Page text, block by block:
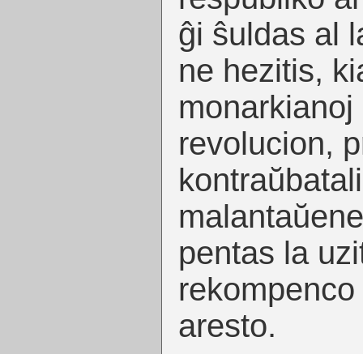
ĝi ŝuldas al
ne hezitis,
revolucion,
pentas la
aresto.